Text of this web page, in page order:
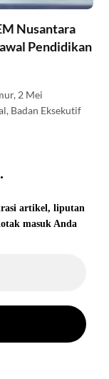
Nusantara
Pendidikan
2 Mei
Badan Eksekutif
artikel, liputan
masuk Anda